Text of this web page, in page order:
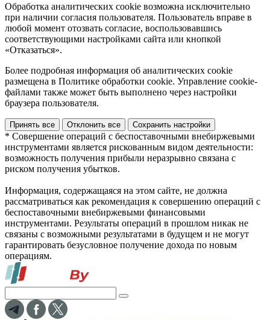
Обработка аналитических cookie возможна исключительно
при наличии согласия пользователя. Пользователь вправе в
любой момент отозвать согласие, воспользовавшись
соответствующими настройками сайта или кнопкой
«Отказаться».
Более подробная информация об аналитических cookie
размещена в Политике обработки cookie. Управление cookie-
файлами также может быть выполнено через настройки
браузера пользователя.
Принять все Отклонить все Сохранить настройки
* Совершение операций с беспоставочными внебиржевыми
инструментами является рискованным видом деятельности:
возможность получения прибыли неразрывно связана с
риском получения убытков.
Информация, содержащаяся на этом сайте, не должна
рассматриваться как рекомендация к совершению операций с
беспоставочными внебиржевыми финансовыми
инструментами. Результаты операций в прошлом никак не
связаны с возможными результатами в будущем и не могут
гарантировать безусловное получение дохода по новым
операциям.